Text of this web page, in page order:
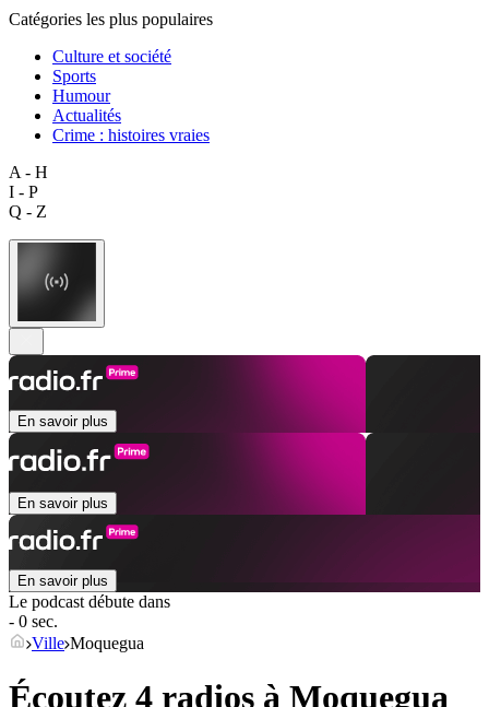
Catégories les plus populaires
Culture et société
Sports
Humour
Actualités
Crime : histoires vraies
A - H
I - P
Q - Z
En savoir plus
En savoir plus
En savoir plus
Le podcast débute dans
- 0 sec.
Ville Moquegua
Écoutez 4 radios à Moquegua